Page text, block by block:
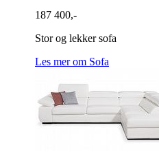
187 400,-
Stor og lekker sofa
Les mer om Sofa